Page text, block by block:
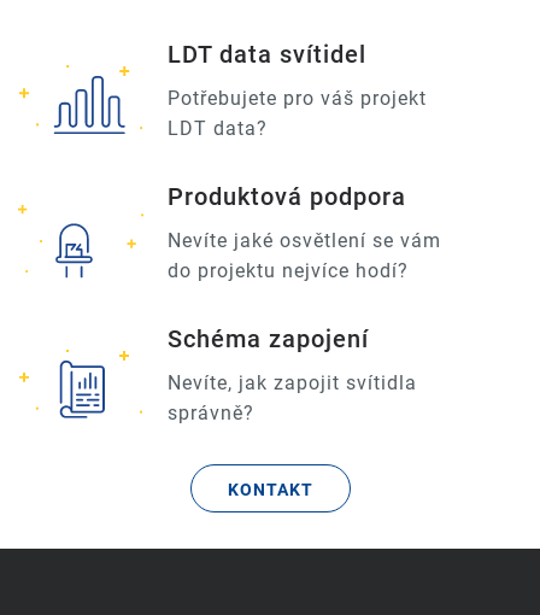
LDT data svítidel
Potřebujete pro váš projekt
LDT data?
Produktová podpora
Nevíte jaké osvětlení se vám
do projektu nejvíce hodí?
Schéma zapojení
Nevíte, jak zapojit svítidla
správně?
KONTAKT